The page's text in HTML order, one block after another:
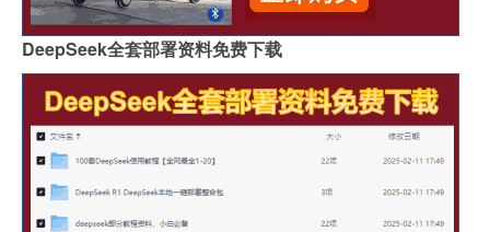
DeepSeek全套部署资料免费下载